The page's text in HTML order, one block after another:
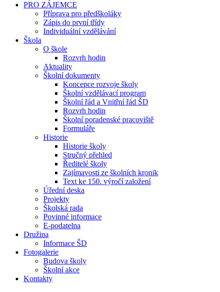
PRO ZÁJEMCE
Příprava pro předškoláky
Zápis do první třídy
Individuální vzdělávání
Škola
O škole
Rozvrh hodin
Aktuality
Školní dokumenty
Koncepce rozvoje školy
Školní vzdělávací program
Školní řád a Vnitřní řád ŠD
Rozvrh hodin
Školní poradenské pracoviště
Formuláře
Historie
Historie školy
Stručný přehled
Ředitelé školy
Zajímavosti ze školních kronik
Text ke 150. výročí založení
Úřední deska
Projekty
Školská rada
Povinné informace
E-podatelna
Družina
Informace ŠD
Fotogalerie
Budova školy
Školní akce
Kontakty